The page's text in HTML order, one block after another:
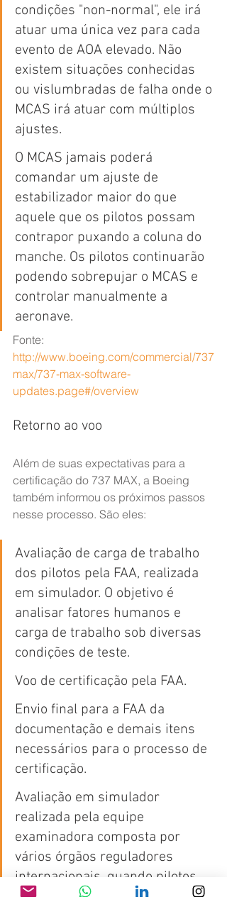
condições "non-normal", ele irá
atuar uma única vez para cada
evento de AOA elevado. Não
existem situações conhecidas
ou vislumbradas de falha onde o
MCAS irá atuar com múltiplos
ajustes.
O MCAS jamais poderá
comandar um ajuste de
estabilizador maior do que
aquele que os pilotos possam
contrapor puxando a coluna do
manche. Os pilotos continuarão
podendo sobrepujar o MCAS e
controlar manualmente a
aeronave.
Fonte:
http://www.boeing.com/commercial/737
max/737-max-software-
updates.page#/overview
Retorno ao voo
Além de suas expectativas para a
certificação do 737 MAX, a Boeing
também informou os próximos passos
nesse processo. São eles:
Avaliação de carga de trabalho
dos pilotos pela FAA, realizada
em simulador. O objetivo é
analisar fatores humanos e
carga de trabalho sob diversas
condições de teste.
Voo de certificação pela FAA.
Envio final para a FAA da
documentação e demais itens
necessários para o processo de
certificação.
Avaliação em simulador
realizada pela equipe
examinadora composta por
vários órgãos reguladores
internacionais, quando pilotos